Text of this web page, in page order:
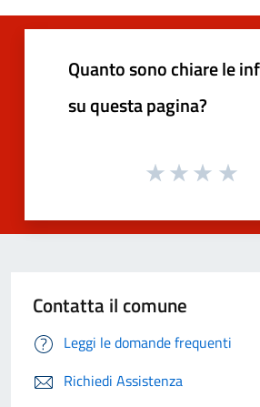
Quanto sono chiare le
su questa pagina?
Contatta il comune
Leggi le domande frequenti
Richiedi Assistenza